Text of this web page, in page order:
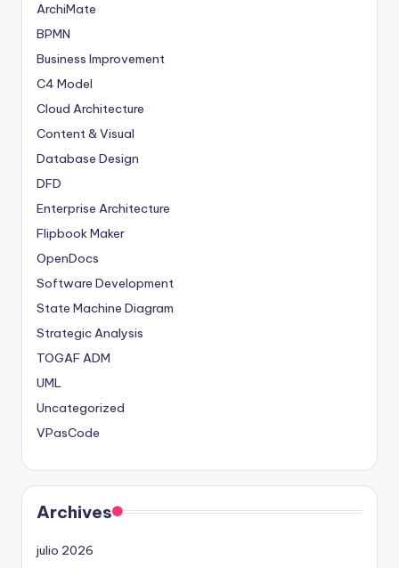
ArchiMate
BPMN
Business Improvement
C4 Model
Cloud Architecture
Content & Visual
Database Design
DFD
Enterprise Architecture
Flipbook Maker
OpenDocs
Software Development
State Machine Diagram
Strategic Analysis
TOGAF ADM
UML
Uncategorized
VPasCode
Archives
julio 2026